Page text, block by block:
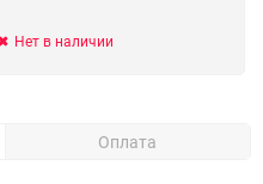
Нет в наличии
Оплата